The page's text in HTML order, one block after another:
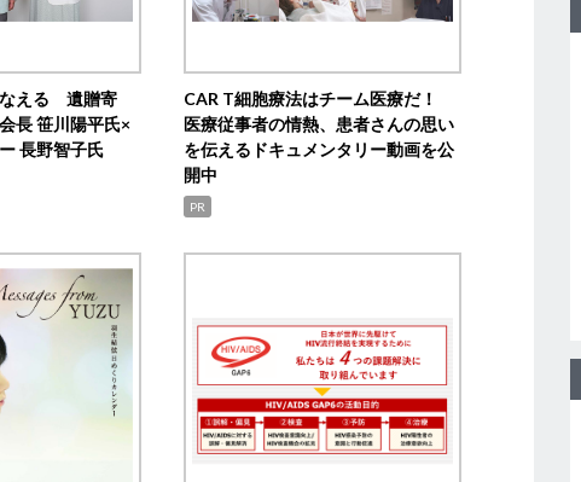
える 遺贈寄
長 笹川陽平氏×
長野智子氏
CAR T細胞療法はチーム医療だ！
医療従事者の情熱、患者さんの思い
を伝えるドキュメンタリー動画を公
開中
PR